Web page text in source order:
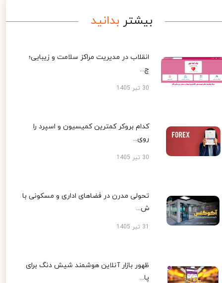
بیشتر بدانید
انقلاب در مدیریت مراکز سلامت و زیبایی؛
چ...
30 تیر 1405
کدام بروکر کمترین کمیسیون و اسپرد را
روی...
30 تیر 1405
تحولی مدرن در فضاهای اداری و مسکونی با
ش...
ظهور بازار آنلاین هوشمند شیش دنگ برای
پا...